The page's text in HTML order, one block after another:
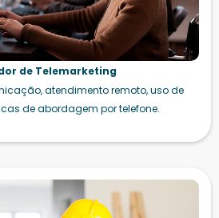
de Telemarketing
atendimento remoto, uso de
de abordagem por telefone.